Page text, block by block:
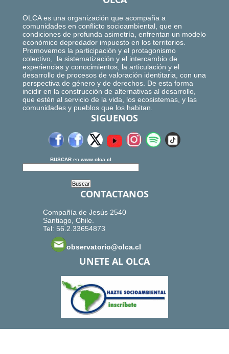
OLCA es una organización que acompaña a
comunidades en conflicto socioambiental, que en
condiciones de profunda asimetría, enfrentan un modelo
económico depredador impuesto en los territorios.
Promovemos la participación y el protagonismo
colectivo, la sistematización y el intercambio de
experiencias y conocimientos, la articulación y el
desarrollo de procesos de valoración identitaria, con una
perspectiva de género y de derechos. De esta forma
incidir en la construcción de alternativas al desarrollo,
que estén al servicio de la vida, los ecosistemas, y las
comunidades y pueblos que los habitan.
SIGUENOS
BUSCAR en www.olca.cl
CONTACTANOS
Compañía de Jesús 2540
Santiago, Chile.
Tel: 56.2.33654873
observatorio@olca.cl
UNETE AL OLCA